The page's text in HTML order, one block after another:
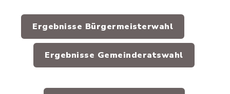
Ergebnisse Bürgermeisterwahl
Ergebnisse Gemeinderatswahl